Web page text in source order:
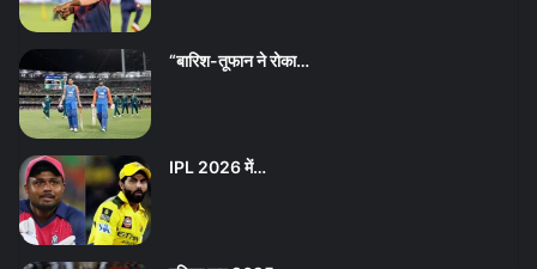
“बारिश-तूफान ने रोका…
IPL 2026 में…